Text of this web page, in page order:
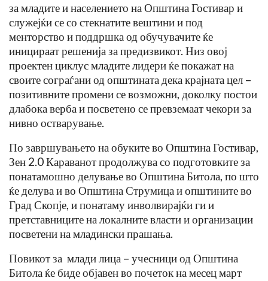
за младите и населението на Општина Гостивар и
служејќи се со стекнатите вештини и под
менторство и поддршка од обучувачите ќе
иницираат решенија за предизвикот. Низ овој
проектен циклус младите лидери ќе покажат на
своите сограѓани од општината дека крајната цел –
позитивните промени се возможни, доколку постои
длабока верба и посветено се превземаат чекори за
нивно остварување.
По завршувањето на обуките во Општина Гостивар,
Зен 2.0 Караванот продолжува со подготовките за
понатамошно делување во Општина Битола, по што
ќе делува и во Општина Струмица и општините во
Град Скопје, и понатаму инволвирајќи ги и
претставниците на локалните власти и организации
посветени на младински прашања.
Повикот за млади лица – учесници од Општина
Битола ќе биде објавен во почеток на месец март